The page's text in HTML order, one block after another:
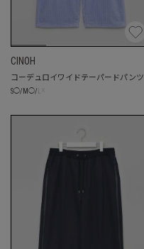
CINOH
コーデュロイワイドテーパードパンツ
S◯/ M ◯/